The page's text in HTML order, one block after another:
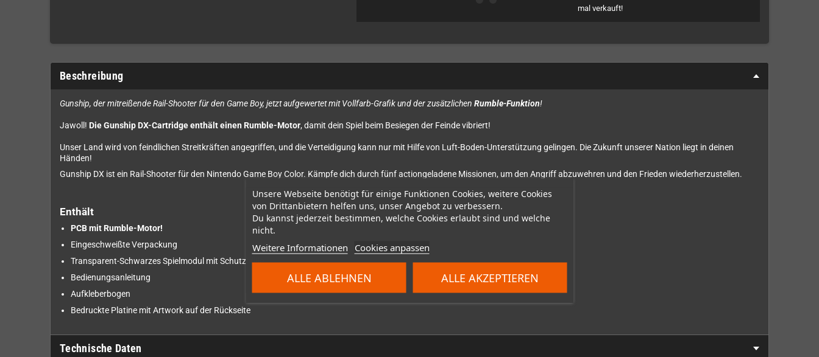
Unsere Webseite benötigt für einige Funktionen Cookies, weitere Cookies
von Drittanbietern helfen uns, unser Angebot zu verbessern.
Du kannst jederzeit bestimmen, welche Cookies erlaubt sind und welche
nicht.
Weitere Informationen Cookies anpassen
ALLE ABLEHNEN ALLE AKZEPTIEREN
mal verkauft!
Beschreibung
Gunship, der mitreißende Rail-Shooter für den Game Boy, jetzt aufgewertet mitVollfarb-Grafik und der zusätzlichen Rumble-Funktion!
Jawoll! Die Gunship DX-Cartridge enthält einen Rumble-Motor, damit dein Spiel beim Besiegen der Feinde vibriert!
Unser Land wird von feindlichen Streitkräften angegriffen, und die Verteidigung kann nur mit Hilfe von Luft-Boden-Unterstützung gelingen. Die Zukunft unserer Nation liegt in deinen
Händen!
Gunship DX ist ein Rail-Shooter für den Nintendo Game Boy Color. Kämpfe dich durch fünf actiongeladene Missionen, um den Angriff abzuwehren und den Frieden wiederherzustellen.
Enthält
PCB mit Rumble-Motor!
Eingeschweißte Verpackung
Transparent-Schwarzes Spielmodul mit Schutzhülle
Bedienungsanleitung
Aufkleberbogen
Bedruckte Platine mit Artwork auf der Rückseite
Technische Daten